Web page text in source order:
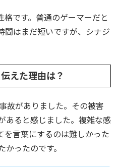
格です。普通のゲーマーだと
間はまだ短いですが、シナジ
えた理由は？
故がありました。その被害
あると感じました。複雑な感
を言葉にするのは難しかった
ったのです。